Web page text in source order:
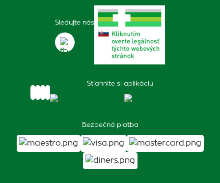
Sledujte nás
Stiahnite si aplikáciu
Bezpečná platba